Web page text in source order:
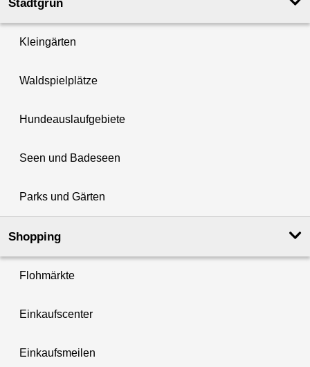
Stadtgrün
Kleingärten
Waldspielplätze
Hundeauslaufgebiete
Seen und Badeseen
Parks und Gärten
Shopping
Flohmärkte
Einkaufscenter
Einkaufsmeilen